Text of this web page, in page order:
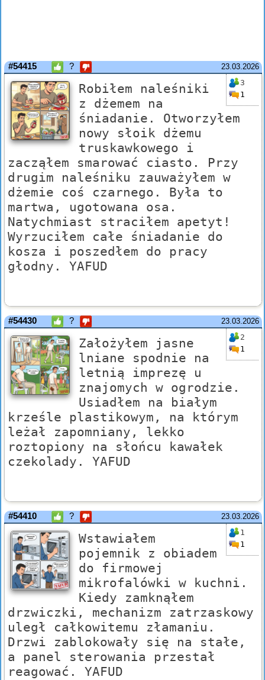
23.03.2026
#54415 ?
3
1
Robiłem naleśniki
z dżemem na
śniadanie. Otworzyłem
nowy słoik dżemu
truskawkowego i
zacząłem smarować ciasto. Przy
drugim naleśniku zauważyłem w
dżemie coś czarnego. Była to
martwa, ugotowana osa.
Natychmiast straciłem apetyt!
Wyrzuciłem całe śniadanie do
kosza i poszedłem do pracy
głodny. YAFUD
23.03.2026
#54430 ?
2
1
Założyłem jasne
lniane spodnie na
letnią imprezę u
znajomych w ogrodzie.
Usiadłem na białym
krześle plastikowym, na którym
leżał zapomniany, lekko
roztopiony na słońcu kawałek
czekolady. YAFUD
23.03.2026
#54410 ?
1
1
Wstawiałem
pojemnik z obiadem
do firmowej
mikrofalówki w kuchni.
Kiedy zamknąłem
drzwiczki, mechanizm zatrzaskowy
uległ całkowitemu złamaniu.
Drzwi zablokowały się na stałe,
a panel sterowania przestał
reagować. YAFUD